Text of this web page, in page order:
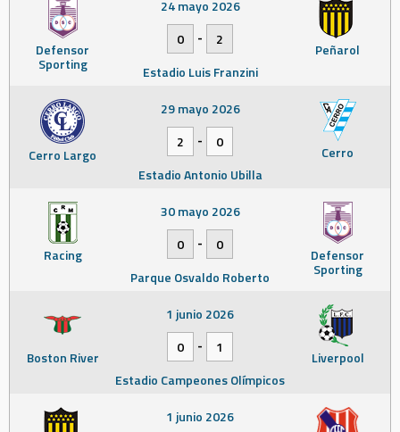
Defensor
Sporting
Peñarol
24 mayo 2026
0
-
2
Estadio Luis Franzini
Cerro Largo Cerro
29 mayo 2026
2
-
0
Estadio Antonio Ubilla
Racing Defensor
Sporting
30 mayo 2026
0
-
0
Parque Osvaldo Roberto
Boston River Liverpool
1 junio 2026
0
-
1
Estadio Campeones Olímpicos
1 junio 2026